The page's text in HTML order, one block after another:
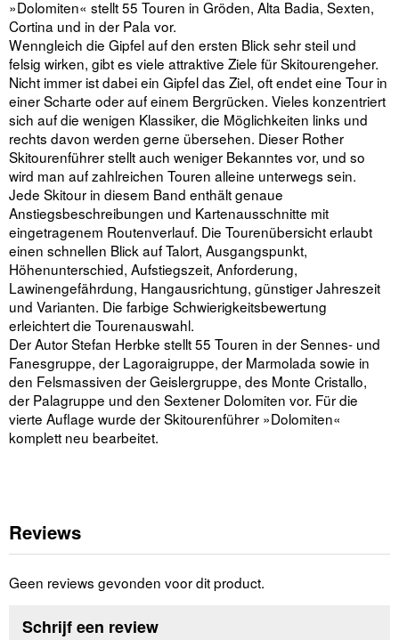
»Dolomiten« stellt 55 Touren in Gröden, Alta Badia, Sexten,
Cortina und in der Pala vor.
Wenngleich die Gipfel auf den ersten Blick sehr steil und
felsig wirken, gibt es viele attraktive Ziele für Skitourengeher.
Nicht immer ist dabei ein Gipfel das Ziel, oft endet eine Tour in
einer Scharte oder auf einem Bergrücken. Vieles konzentriert
sich auf die wenigen Klassiker, die Möglichkeiten links und
rechts davon werden gerne übersehen. Dieser Rother
Skitourenführer stellt auch weniger Bekanntes vor, und so
wird man auf zahlreichen Touren alleine unterwegs sein.
Jede Skitour in diesem Band enthält genaue
Anstiegsbeschreibungen und Kartenausschnitte mit
eingetragenem Routenverlauf. Die Tourenübersicht erlaubt
einen schnellen Blick auf Talort, Ausgangspunkt,
Höhenunterschied, Aufstiegszeit, Anforderung,
Lawinengefährdung, Hangausrichtung, günstiger Jahreszeit
und Varianten. Die farbige Schwierigkeitsbewertung
erleichtert die Tourenauswahl.
Der Autor Stefan Herbke stellt 55 Touren in der Sennes- und
Fanesgruppe, der Lagoraigruppe, der Marmolada sowie in
den Felsmassiven der Geislergruppe, des Monte Cristallo,
der Palagruppe und den Sextener Dolomiten vor. Für die
vierte Auflage wurde der Skitourenführer »Dolomiten«
komplett neu bearbeitet.
Reviews
Geen reviews gevonden voor dit product.
Schrijf een review